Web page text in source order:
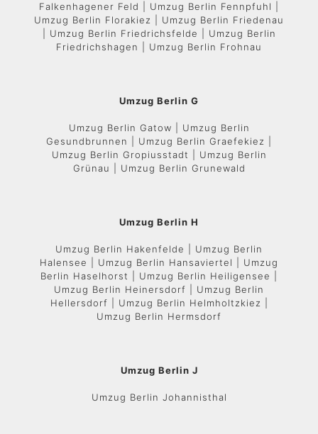
Falkenhagener Feld | Umzug Berlin Fennpfuhl |
Umzug Berlin Florakiez | Umzug Berlin Friedenau
| Umzug Berlin Friedrichsfelde | Umzug Berlin
Friedrichshagen | Umzug Berlin Frohnau
Umzug Berlin G
Umzug Berlin Gatow | Umzug Berlin
Gesundbrunnen | Umzug Berlin Graefekiez |
Umzug Berlin Gropiusstadt | Umzug Berlin
Grünau | Umzug Berlin Grunewald
Umzug Berlin H
Umzug Berlin Hakenfelde | Umzug Berlin
Halensee | Umzug Berlin Hansaviertel | Umzug
Berlin Haselhorst | Umzug Berlin Heiligensee |
Umzug Berlin Heinersdorf | Umzug Berlin
Hellersdorf | Umzug Berlin Helmholtzkiez |
Umzug Berlin Hermsdorf
Umzug Berlin J
Umzug Berlin Johannisthal